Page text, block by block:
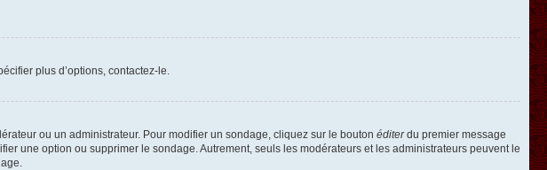
plus d’options, contactez-le.
ou un administrateur. Pour modifier un sondage, cliquez sur le bouton éditerdu premier message
une option ou supprimer le sondage. Autrement, seuls les modérateurs et les administrateurs peuvent le